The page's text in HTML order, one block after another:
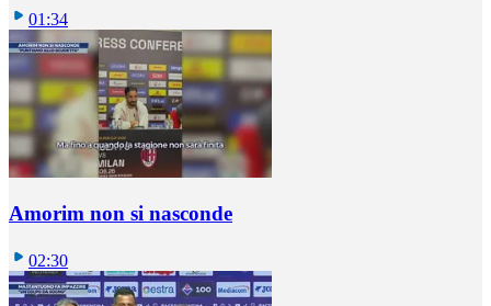
01:34
Amorim non si nasconde
02:30